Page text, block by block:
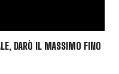
DARÒ IL MASSIMO FINO